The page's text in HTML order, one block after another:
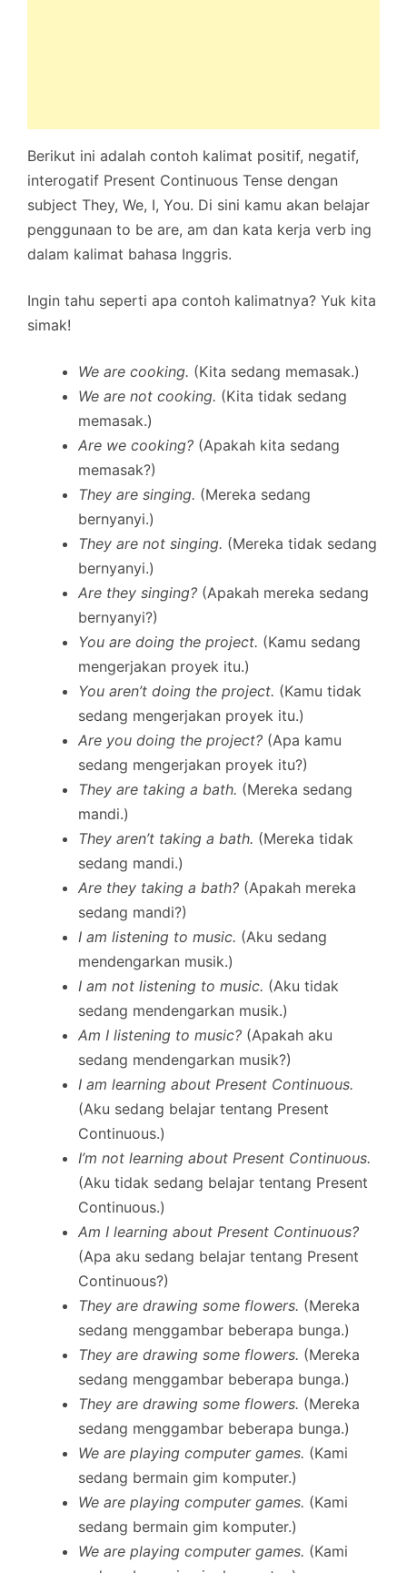
Berikut ini adalah contoh kalimat positif, negatif,
interogatif Present Continuous Tense dengan
subject They, We, I, You. Di sini kamu akan belajar
penggunaan to be are, am dan kata kerja verb ing
dalam kalimat bahasa Inggris.
Ingin tahu seperti apa contoh kalimatnya? Yuk kita
simak!
We are cooking. (Kita sedang memasak.)
We are not cooking. (Kita tidak sedang
memasak.)
Are we cooking? (Apakah kita sedang
memasak?)
They are singing. (Mereka sedang
bernyanyi.)
They are not singing. (Mereka tidak sedang
bernyanyi.)
Are they singing? (Apakah mereka sedang
bernyanyi?)
You are doing the project. (Kamu sedang
mengerjakan proyek itu.)
You aren’t doing the project. (Kamu tidak
sedang mengerjakan proyek itu.)
Are you doing the project? (Apa kamu
sedang mengerjakan proyek itu?)
They are taking a bath. (Mereka sedang
mandi.)
They aren’t taking a bath. (Mereka tidak
sedang mandi.)
Are they taking a bath? (Apakah mereka
sedang mandi?)
I am listening to music. (Aku sedang
mendengarkan musik.)
I am not listening to music. (Aku tidak
sedang mendengarkan musik.)
Am I listening to music? (Apakah aku
sedang mendengarkan musik?)
I am learning about Present Continuous.
(Aku sedang belajar tentang Present
Continuous.)
I’m not learning about Present Continuous.
(Aku tidak sedang belajar tentang Present
Continuous.)
Am I learning about Present Continuous?
(Apa aku sedang belajar tentang Present
Continuous?)
They are drawing some flowers. (Mereka
sedang menggambar beberapa bunga.)
They are drawing some flowers. (Mereka
sedang menggambar beberapa bunga.)
They are drawing some flowers. (Mereka
sedang menggambar beberapa bunga.)
We are playing computer games. (Kami
sedang bermain gim komputer.)
We are playing computer games. (Kami
sedang bermain gim komputer.)
We are playing computer games. (Kami